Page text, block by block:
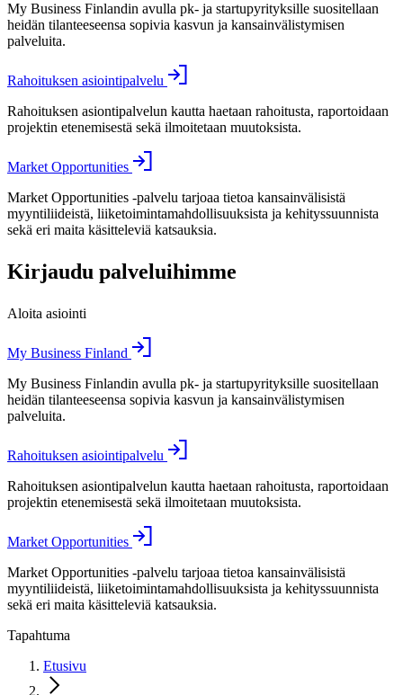
My Business Finlandin avulla pk- ja startupyrityksille suositellaan
heidän tilanteeseensa sopivia kasvun ja kansainvälistymisen
palveluita.
Rahoituksen asiointipalvelu
Rahoituksen asiontipalvelun kautta haetaan rahoitusta, raportoidaan
projektin etenemisestä sekä ilmoitetaan muutoksista.
Market Opportunities
Market Opportunities -palvelu tarjoaa tietoa kansainvälisistä
myyntiliideistä, liiketoimintamahdollisuuksista ja kehityssuunnista
sekä eri maita käsitteleviä katsauksia.
Kirjaudu palveluihimme
Aloita asiointi
My Business Finland
My Business Finlandin avulla pk- ja startupyrityksille suositellaan
heidän tilanteeseensa sopivia kasvun ja kansainvälistymisen
palveluita.
Rahoituksen asiointipalvelu
Rahoituksen asiontipalvelun kautta haetaan rahoitusta, raportoidaan
projektin etenemisestä sekä ilmoitetaan muutoksista.
Market Opportunities
Market Opportunities -palvelu tarjoaa tietoa kansainvälisistä
myyntiliideistä, liiketoimintamahdollisuuksista ja kehityssuunnista
sekä eri maita käsitteleviä katsauksia.
Tapahtuma
Etusivu